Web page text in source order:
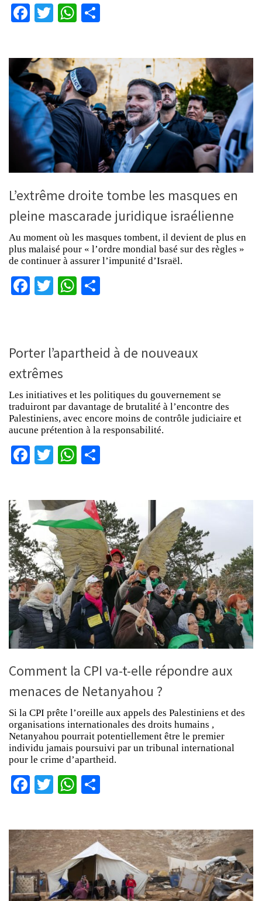
Facebook
TwitterWhatsApp
L’extrême droite tombe les masques en
pleine mascarade juridique israélienne
Au moment où les masques tombent, il devient de plus en
plus malaisé pour « l’ordre mondial basé sur des règles »
de continuer à assurer l’impunité d’Israël.
Facebook
TwitterWhatsApp
Porter l’apartheid à de nouveaux
extrêmes
Les initiatives et les politiques du gouvernement se
traduiront par davantage de brutalité à l’encontre des
Palestiniens, avec encore moins de contrôle judiciaire et
aucune prétention à la responsabilité.
Facebook
TwitterWhatsApp
Comment la CPI va-t-elle répondre aux
menaces de Netanyahou ?
Si la CPI prête l’oreille aux appels des Palestiniens et des
organisations internationales des droits humains ,
Netanyahou pourrait potentiellement être le premier
individu jamais poursuivi par un tribunal international
pour le crime d’apartheid.
Facebook
TwitterWhatsApp